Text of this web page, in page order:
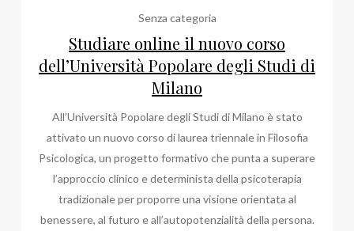
Senza categoria
Studiare online il nuovo corso
dell’Università Popolare degli Studi di
Milano
All’Università Popolare degli Studi di Milano è stato
attivato un nuovo corso di laurea triennale in Filosofia
Psicologica, un progetto formativo che punta a superare
l’approccio clinico e determinista della psicoterapia
tradizionale per proporre una visione orientata al
benessere, al futuro e all’autopotenzialità della persona.